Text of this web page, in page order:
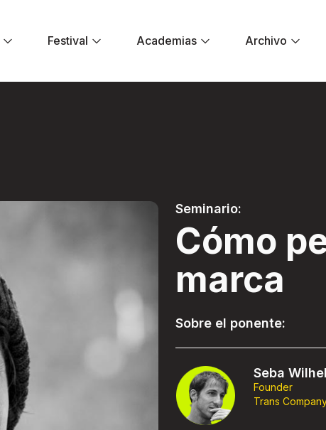
Festival Academias Archivo
Seminario:
Cómo
marca
Sobre el ponente:
Seba
Founder
Trans